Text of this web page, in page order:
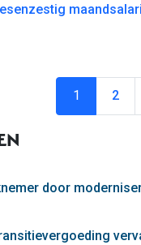
1 2
door